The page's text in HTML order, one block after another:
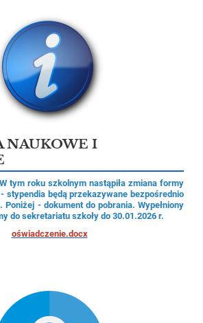
NAUKOWE I
tym roku szkolnym nastąpiła zmiana formy
stypendia będą przekazywane bezpośrednio
Poniżej - dokument do pobrania. Wypełniony
do sekretariatu szkoły do 30.01.2026 r.
oświadczenie.docx